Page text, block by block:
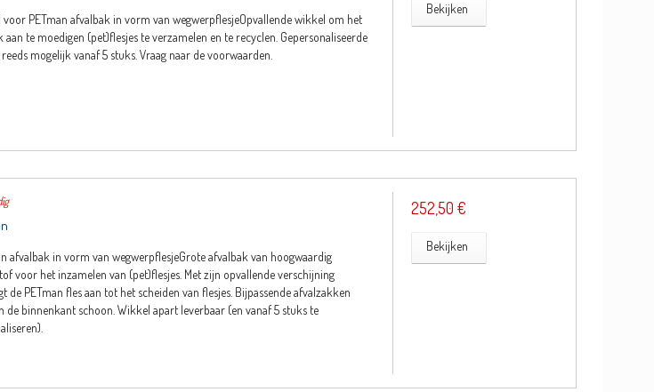
PETman afvalbak in vorm van wegwerpflesjeOpvallende wikkel om het
aan te moedigen (pet)flesjes te verzamelen en te recyclen. Gepersonaliseerde
mogelijk vanaf 5 stuks. Vraag naar de voorwaarden.
Bekijken
afvalbak in vorm van wegwerpflesjeGrote afvalbak van hoogwaardig
voor het inzamelen van (pet)flesjes. Met zijn opvallende verschijning
de PETman fles aan tot het scheiden van flesjes. Bijpassende afvalzakken
de binnenkant schoon. Wikkel apart leverbaar (en vanaf 5 stuks te
252,50 €
Bekijken